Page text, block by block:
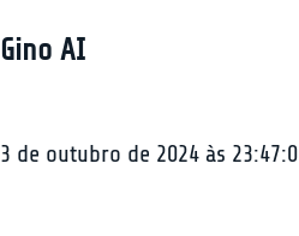
Gino AI
3 de outubro de 2024 às